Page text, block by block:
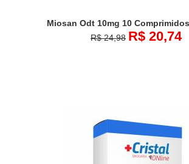
Miosan Odt 10mg 10
R$ 24,98 R$ 20,74